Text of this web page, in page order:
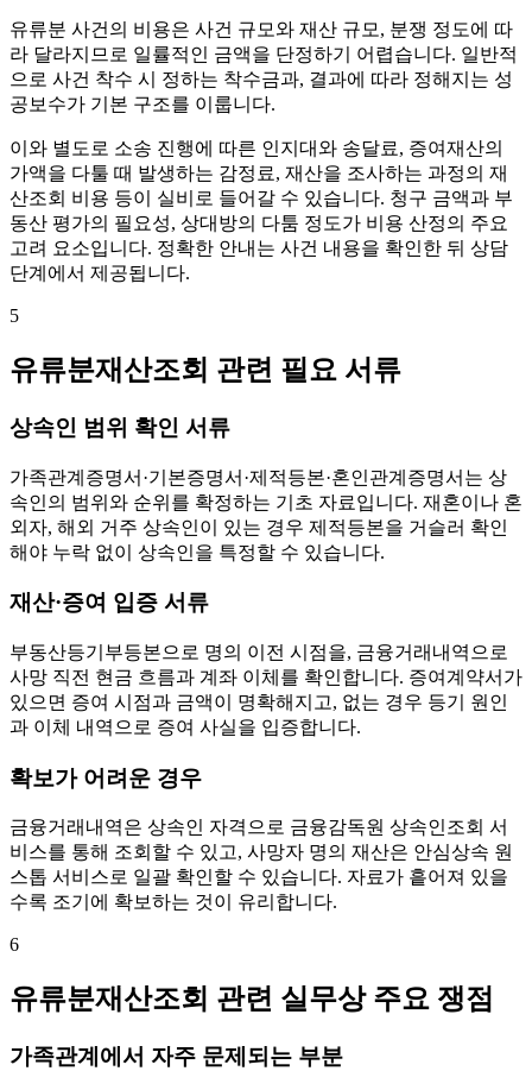
유류분 사건의 비용은 사건 규모와 재산 규모, 분쟁 정도에 따
라 달라지므로 일률적인 금액을 단정하기 어렵습니다. 일반적
으로 사건 착수 시 정하는 착수금과, 결과에 따라 정해지는 성
공보수가 기본 구조를 이룹니다.
이와 별도로 소송 진행에 따른 인지대와 송달료, 증여재산의
가액을 다툴 때 발생하는 감정료, 재산을 조사하는 과정의 재
산조회 비용 등이 실비로 들어갈 수 있습니다. 청구 금액과 부
동산 평가의 필요성, 상대방의 다툼 정도가 비용 산정의 주요
고려 요소입니다. 정확한 안내는 사건 내용을 확인한 뒤 상담
단계에서 제공됩니다.
5
유류분재산조회 관련 필요 서류
상속인 범위 확인 서류
가족관계증명서·기본증명서·제적등본·혼인관계증명서는 상
속인의 범위와 순위를 확정하는 기초 자료입니다. 재혼이나 혼
외자, 해외 거주 상속인이 있는 경우 제적등본을 거슬러 확인
해야 누락 없이 상속인을 특정할 수 있습니다.
재산·증여 입증 서류
부동산등기부등본으로 명의 이전 시점을, 금융거래내역으로
사망 직전 현금 흐름과 계좌 이체를 확인합니다. 증여계약서가
있으면 증여 시점과 금액이 명확해지고, 없는 경우 등기 원인
과 이체 내역으로 증여 사실을 입증합니다.
확보가 어려운 경우
금융거래내역은 상속인 자격으로 금융감독원 상속인조회 서
비스를 통해 조회할 수 있고, 사망자 명의 재산은 안심상속 원
스톱 서비스로 일괄 확인할 수 있습니다. 자료가 흩어져 있을
수록 조기에 확보하는 것이 유리합니다.
6
유류분재산조회 관련 실무상 주요 쟁점
가족관계에서 자주 문제되는 부분